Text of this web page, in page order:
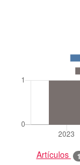
Artículos 1